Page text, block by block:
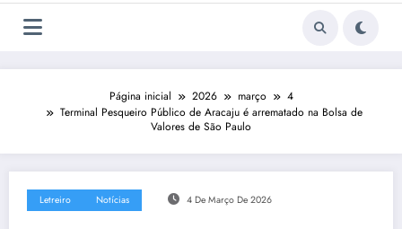
Página inicial 2026 março
4
Terminal Pesqueiro Público de Aracaju é arrematado na Bolsa de
Valores de São Paulo
Letreiro Notícias 4 De Março De 2026